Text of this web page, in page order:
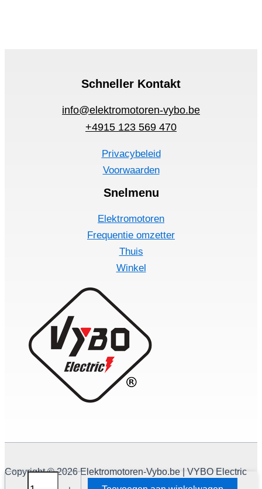
Schneller Kontakt
info@elektromotoren-vybo.be
+4915 123 569 470
Privacybeleid
Voorwaarden
Snelmenu
Elektromotoren
Frequentie omzetter
Thuis
Winkel
Copyright © 2026 Elektromotoren-Vybo.be | VYBO Electric
Frequentie